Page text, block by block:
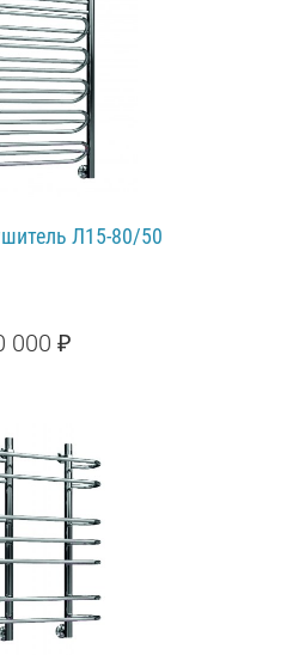
Л15-80/50
000 ₽